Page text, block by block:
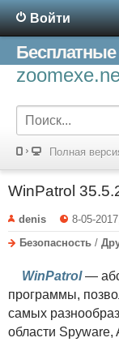
Войти
Полная
WinPatrol
denis 8-05-
Безопасность /
WinPatrol—
программы,
самых
области Spyware,